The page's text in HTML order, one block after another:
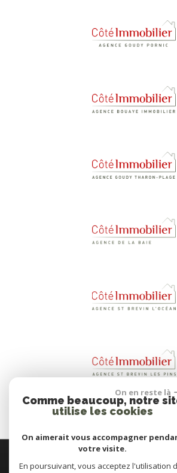
© 2026 | Tous droits réservés | Traduction
Plan du site-Mentions légales-Nos honoraires-Liens-
On en reste là
Comme beaucoup, notre
utilise les cookies
On aimerait vous accompagner
votre visite.
En poursuivant, vous acceptez l'utilisation